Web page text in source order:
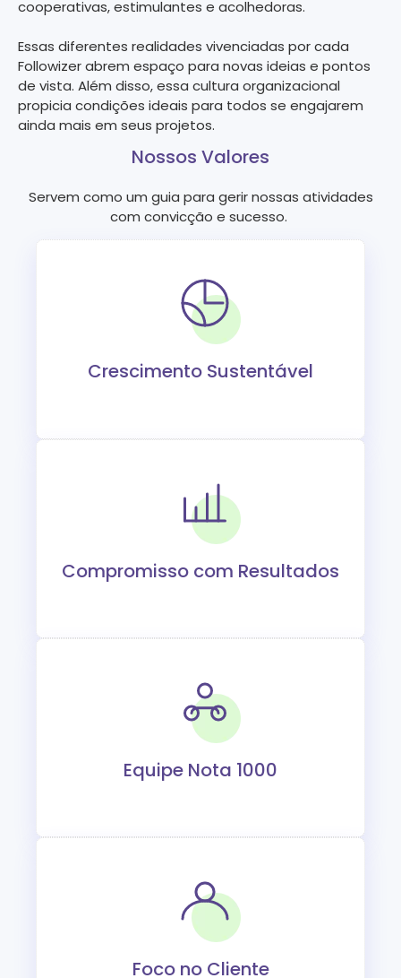
cooperativas, estimulantes e acolhedoras.
Essas diferentes realidades vivenciadas por cada
Followizer abrem espaço para novas ideias e pontos
de vista. Além disso, essa cultura organizacional
propicia condições ideais para todos se engajarem
ainda mais em seus projetos.
Nossos Valores
Servem como um guia para gerir nossas atividades
com convicção e sucesso.
Crescimento Sustentável
Compromisso com Resultados
Equipe Nota 1000
Foco no Cliente